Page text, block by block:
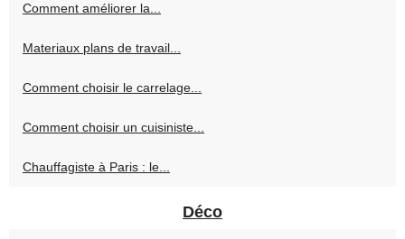
Comment améliorer la...
Materiaux plans de travail...
Comment choisir le carrelage...
Comment choisir un cuisiniste...
Chauffagiste à Paris : le...
Déco